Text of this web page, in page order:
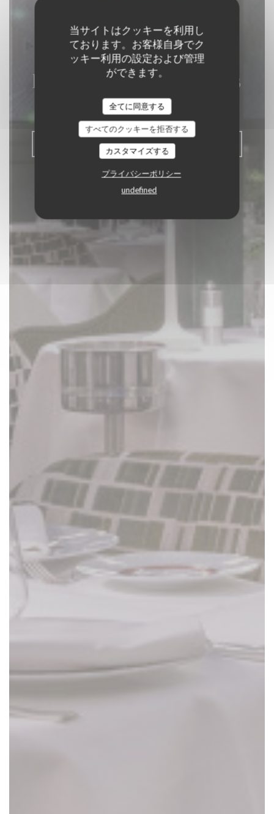
当サイトはクッキーを利用し
ております。お客様自身でク
ッキー利用の設定および管理
ができます。
全てに同意する
すべてのクッキーを拒否する
カスタマイズする
プライバシーポリシー
undefined
La Closerie des Lilas
グルメレストラン|
予約